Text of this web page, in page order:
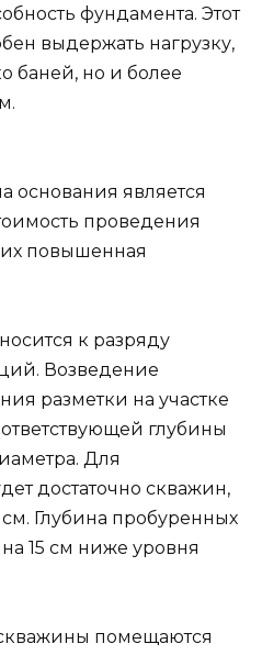
фундамента. Этот
выдержать нагрузку,
баней, но и более
основания является
проведения
их повышенная
к разряду
Возведение
разметки на участке
глубины
Для
достаточно скважин,
Глубина пробуренных
15 см ниже уровня
помещаются